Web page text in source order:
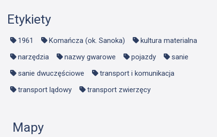
Etykiety
1961 Komańcza (ok. Sanoka)
kultura materialna
narzędzia
nazwy gwarowe pojazdy
sanie
sanie dwuczęściowe
transport i komunikacja
transport lądowy
transport zwierzęcy
Mapy